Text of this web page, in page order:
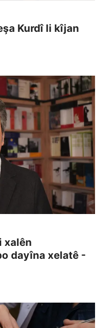
Kurdî li kîjan
xalên
dayîna xelatê -